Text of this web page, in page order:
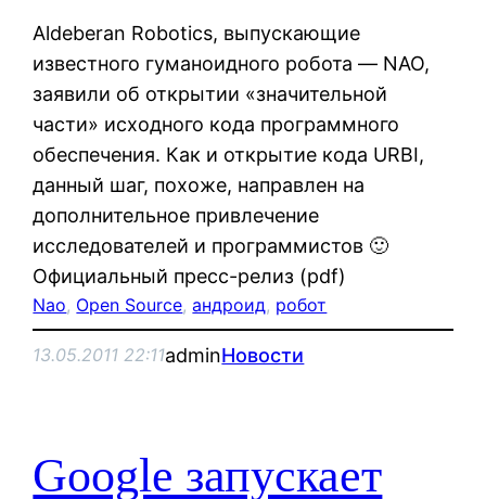
Aldeberan Robotics, выпускающие
известного гуманоидного робота — NAO,
заявили об открытии «значительной
части» исходного кода программного
обеспечения. Как и открытие кода URBI,
данный шаг, похоже, направлен на
дополнительное привлечение
исследователей и программистов 🙂
Официальный пресс-релиз (pdf)
Nao, Open Source, андроид, робот
13.05.2011 22:11adminНовости
Google запускает